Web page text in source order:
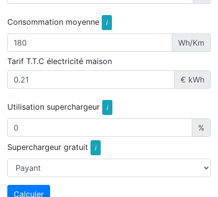
Consommation moyenne i
Wh/Km
Tarif T.T.C électricité maison
€ kWh
Utilisation superchargeur i
%
Superchargeur gratuit
i